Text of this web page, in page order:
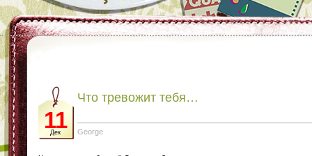
11
Дек
Что тревожит тебя…
George